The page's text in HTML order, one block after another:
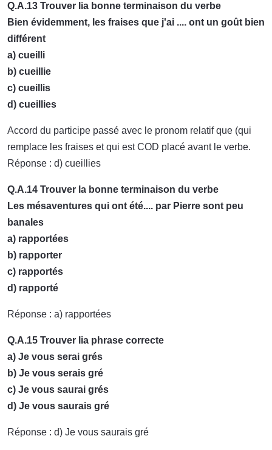
Q.A.13 Trouver lia bonne terminaison du verbe
Bien évidemment, les fraises que j'ai .... ont un goût bien
différent
a) cueilli
b) cueillie
c) cueillis
d) cueillies
Accord du participe passé avec le pronom relatif que (qui
remplace les fraises et qui est COD placé avant le verbe.
Réponse : d) cueillies
Q.A.14 Trouver la bonne terminaison du verbe
Les mésaventures qui ont été.... par Pierre sont peu
banales
a) rapportées
b) rapporter
c) rapportés
d) rapporté
Réponse : a) rapportées
Q.A.15 Trouver lia phrase correcte
a) Je vous serai grés
b) Je vous serais gré
c) Je vous saurai grés
d) Je vous saurais gré
Réponse : d) Je vous saurais gré